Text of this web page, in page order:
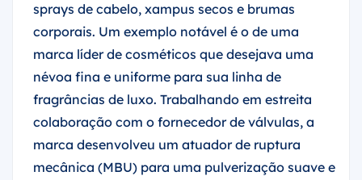
sprays de cabelo, xampus secos e brumas
corporais. Um exemplo notável é o de uma
marca líder de cosméticos que desejava uma
névoa fina e uniforme para sua linha de
fragrâncias de luxo. Trabalhando em estreita
colaboração com o fornecedor de válvulas, a
marca desenvolveu um atuador de ruptura
mecânica (MBU) para uma pulverização suave e